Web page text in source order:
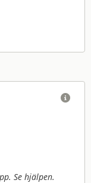
Se hjälpen.
